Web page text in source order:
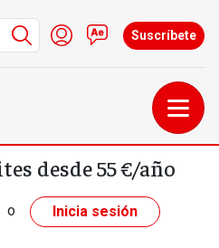
Menú de cuenta de
Iniciar sesión
Contacto
Suscríbete
desde 55 €/año
o Inicia sesión